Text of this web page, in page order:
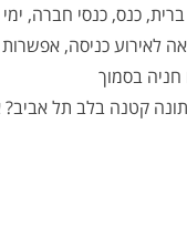
כנס, כנסי חברה,
לאירוע כניסה,
קטנה בלב תל אביב?